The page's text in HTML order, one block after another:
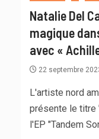
Natalie Del
magique
avec «
22 septembre
L'artiste nord
présente le titre
l'EP "Tandem